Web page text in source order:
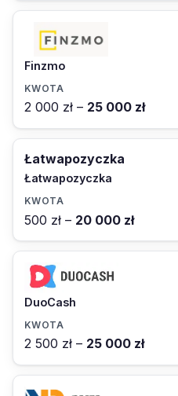
Finzmo
2 000 zł – 25 000 zł
Łatwapozyczka
Łatwapozyczka
500 zł – 20 000 zł
DuoCash
2 500 zł – 25 000 zł